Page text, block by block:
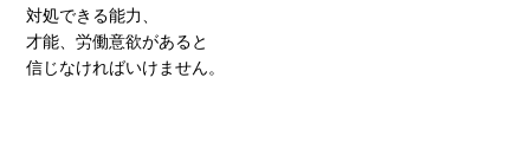
対処できる能力、
才能、労働意欲があると
信じなければいけません。